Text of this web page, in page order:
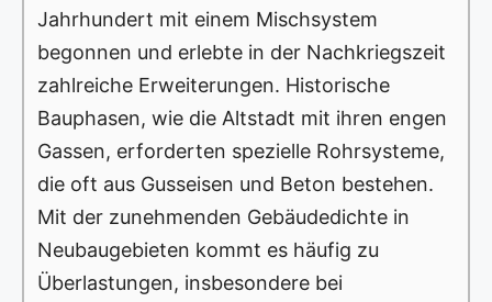
Jahrhundert mit einem Mischsystem
begonnen und erlebte in der Nachkriegszeit
zahlreiche Erweiterungen. Historische
Bauphasen, wie die Altstadt mit ihren engen
Gassen, erforderten spezielle Rohrsysteme,
die oft aus Gusseisen und Beton bestehen.
Mit der zunehmenden Gebäudedichte in
Neubaugebieten kommt es häufig zu
Überlastungen, insbesondere bei